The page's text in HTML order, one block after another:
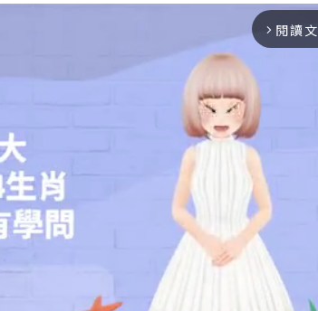
arrow_forward_ios 閱讀